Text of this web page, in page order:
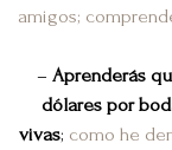
amigos;
– Aprenderás
dólares por
vivas; como he